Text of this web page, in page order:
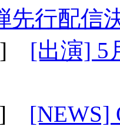
先行配信
[出演] 5
[NEWS]